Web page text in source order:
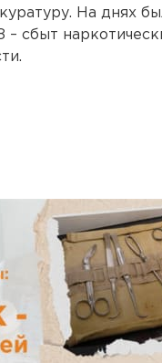
На днях
– сбыт